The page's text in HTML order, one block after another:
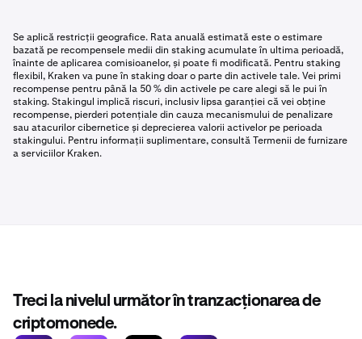
Se aplică restricții geografice. Rata anuală estimată este o estimare
bazată pe recompensele medii din staking acumulate în ultima perioadă,
înainte de aplicarea comisioanelor, și poate fi modificată. Pentru staking
flexibil, Kraken va pune în staking doar o parte din activele tale. Vei primi
recompense pentru până la 50 % din activele pe care alegi să le pui în
staking. Stakingul implică riscuri, inclusiv lipsa garanției că vei obține
recompense, pierderi potențiale din cauza mecanismului de penalizare
sau atacurilor cibernetice și deprecierea valorii activelor pe perioada
stakingului. Pentru informații suplimentare, consultă Termenii de furnizare
a serviciilor Kraken.
Treci la nivelul următor în tranzacționarea de
criptomonede.